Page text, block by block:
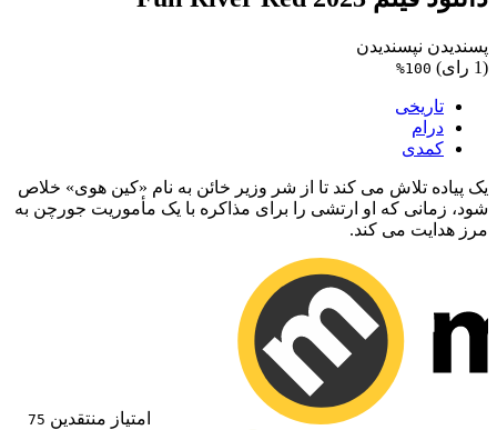
پسندیدن نپسندیدن
(1 رای)
100%
تاریخی
درام
کمدی
یک پیاده تلاش می کند تا از شر وزیر خائن به نام «کین هوی» خلاص
شود، زمانی که او ارتشی را برای مذاکره با یک مأموریت جورچن به
مرز هدایت می کند.
امتیاز منتقدین 75